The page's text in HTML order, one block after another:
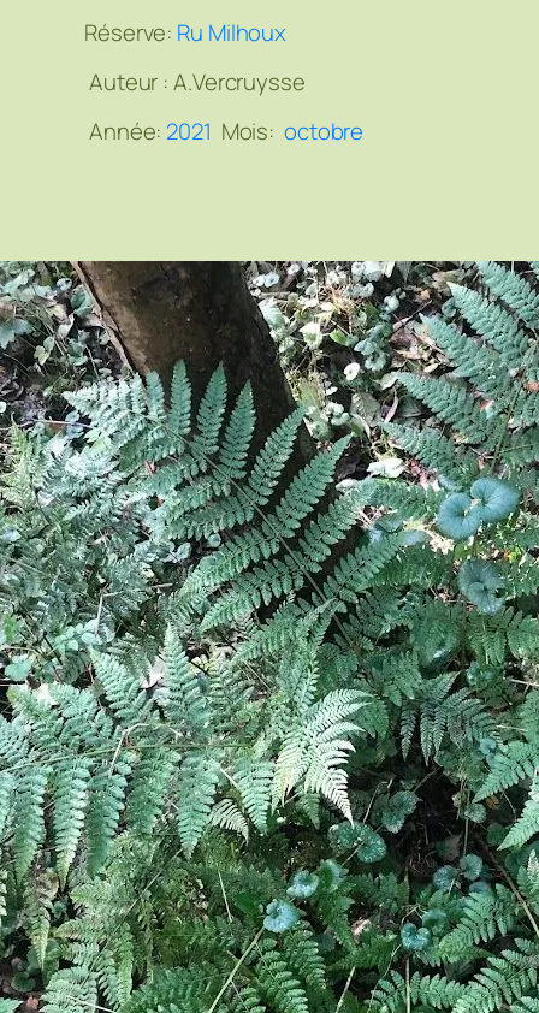
Réserve: Ru Milhoux
Auteur :A.Vercruysse
Année: 2021 Mois: octobre